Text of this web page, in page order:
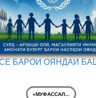
БАРОИ ОЯНДАИ
+МУФАССАЛ...